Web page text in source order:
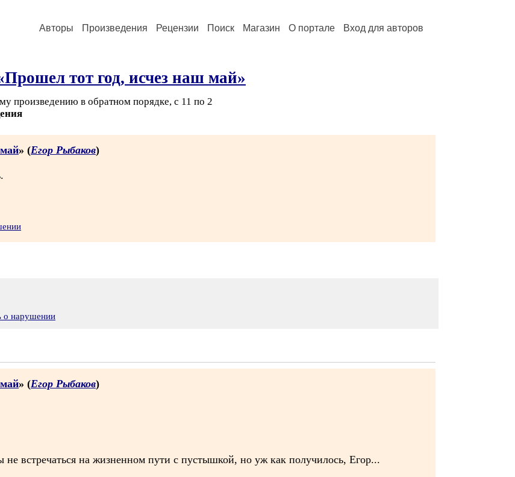
Авторы Произведения Рецензии Поиск Магазин О портале Вход для авторов
тот год, исчез наш май»
произведению в обратном порядке, с 11 по 2
» (Егор Рыбаков)
о нарушении
» (Егор Рыбаков)
встречаться на жизненном пути с пустышкой, но уж как получилось, Егор...